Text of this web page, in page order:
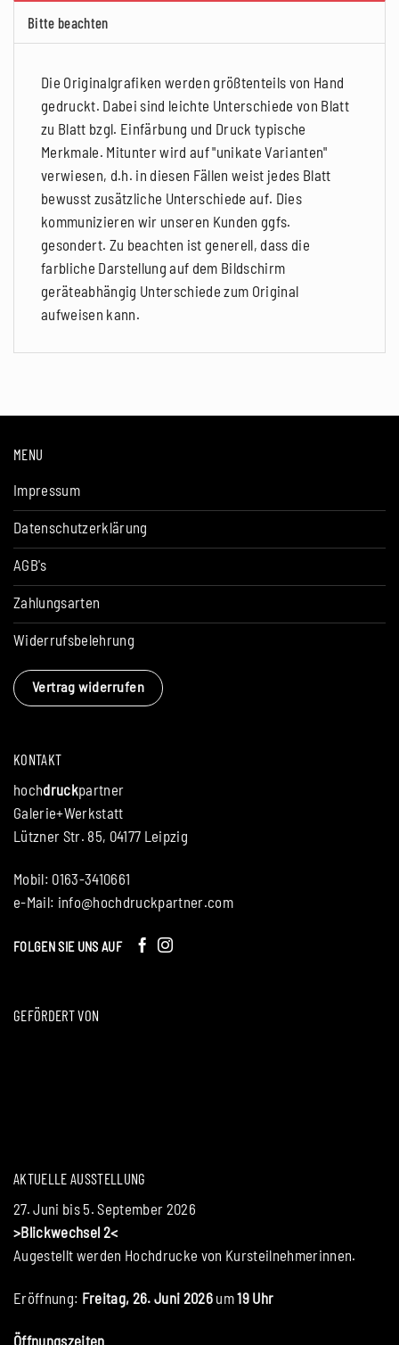
Bitte beachten
Die Originalgrafiken werden größtenteils von Hand
gedruckt. Dabei sind leichte Unterschiede von Blatt
zu Blatt bzgl. Einfärbung und Druck typische
Merkmale. Mitunter wird auf "unikate Varianten"
verwiesen, d.h. in diesen Fällen weist jedes Blatt
bewusst zusätzliche Unterschiede auf. Dies
kommunizieren wir unseren Kunden ggfs.
gesondert. Zu beachten ist generell, dass die
farbliche Darstellung auf dem Bildschirm
geräteabhängig Unterschiede zum Original
aufweisen kann.
KONTAKT
hochdruckpartner
Galerie+Werkstatt
Lützner Str. 85, 04177 Leipzig
Mobil: 0163-3410661
e-Mail: info@hochdruckpartner.com
FOLGEN SIE UNS AUF
GEFÖRDERT VON
AKTUELLE AUSSTELLUNG
27. Juni bis 5. September 2026
>Blickwechsel 2<
Augestellt werden Hochdrucke von Kursteilnehmerinnen.
Eröffnung: Freitag, 26. Juni 2026 um19 Uhr
Öffnungszeiten
MENU
Impressum
Datenschutzerklärung
AGB's
Zahlungsarten
Widerrufsbelehrung
Vertrag widerrufen